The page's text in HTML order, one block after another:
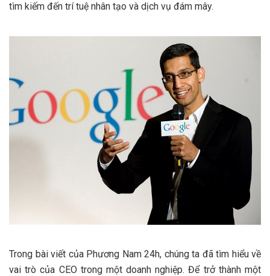
tìm kiếm đến trí tuệ nhân tạo và dịch vụ đám mây.
Trong bài viết của Phương Nam 24h, chúng ta đã tìm hiểu về
vai trò của CEO trong một doanh nghiệp. Để trở thành một